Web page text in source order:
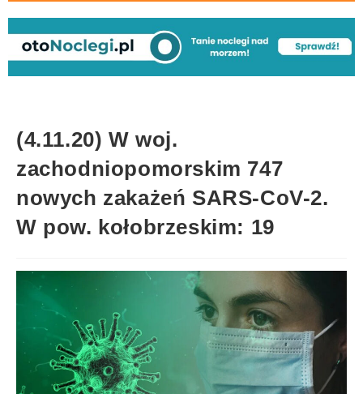
(4.11.20) W woj.
zachodniopomorskim 747
nowych zakażeń SARS-CoV-2.
W pow. kołobrzeskim: 19